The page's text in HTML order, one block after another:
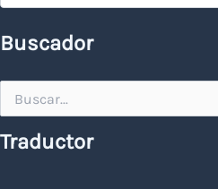
Buscador
por:
Traductor